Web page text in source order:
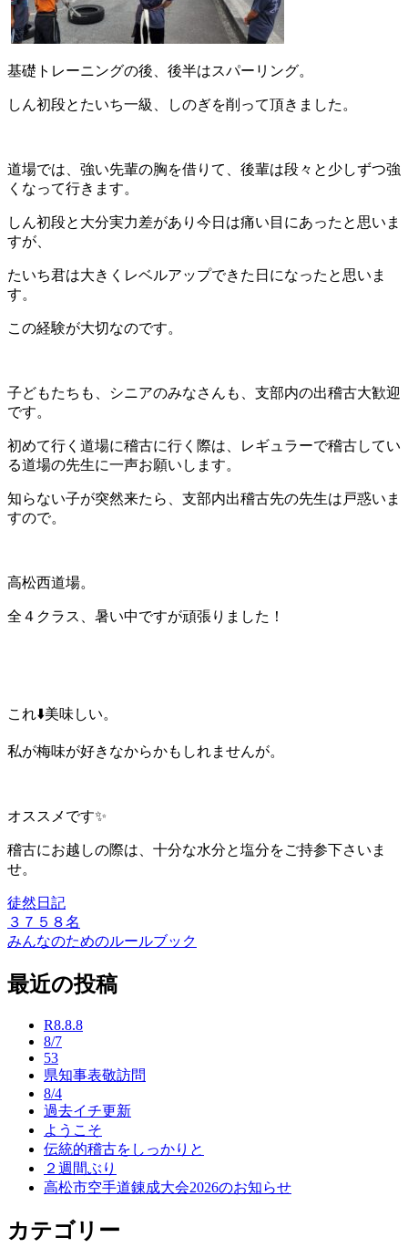
基礎トレーニングの後、後半はスパーリング。
しん初段とたいち一級、しのぎを削って頂きました。
道場では、強い先輩の胸を借りて、後輩は段々と少しずつ強
くなって行きます。
しん初段と大分実力差があり今日は痛い目にあったと思いま
すが、
たいち君は大きくレベルアップできた日になったと思いま
す。
この経験が大切なのです。
子どもたちも、シニアのみなさんも、支部内の出稽古大歓迎
です。
初めて行く道場に稽古に行く際は、レギュラーで稽古してい
る道場の先生に一声お願いします。
知らない子が突然来たら、支部内出稽古先の先生は戸惑いま
すので。
高松西道場。
全４クラス、暑い中ですが頑張りました！
これ⬇️美味しい。
私が梅味が好きなからかもしれませんが。
オススメです✨
稽古にお越しの際は、十分な水分と塩分をご持参下さいま
せ。
徒然日記
投
稿
ナ
３７５８名
みんなのためのルールブック
最近の投稿
R8.8.8
8/7
53
県知事表敬訪問
8/4
過去イチ更新
ようこそ
伝統的稽古をしっかりと
２週間ぶり
高松市空手道錬成大会2026のお知らせ
カテゴリー